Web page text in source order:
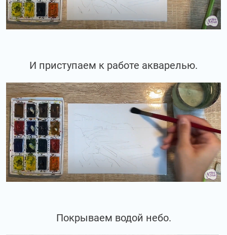
И приступаем к работе акварелью.
Покрываем водой небо.